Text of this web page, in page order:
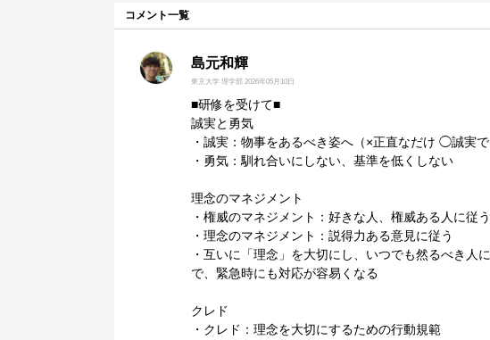
コメント一覧
島元和輝
東京大学 理学部 2026年05月10日
■研修を受けて■
誠実と勇気
・誠実：物事をあるべき姿へ（×正直なだけ ◯誠実で
・勇気：馴れ合いにしない、基準を低くしない
理念のマネジメント
・権威のマネジメント：好きな人、権威ある人に従う
・理念のマネジメント：説得力ある意見に従う
・互いに「理念」を大切にし、いつでも然るべき人
で、緊急時にも対応が容易くなる
クレド
・クレド：理念を大切にするための行動規範